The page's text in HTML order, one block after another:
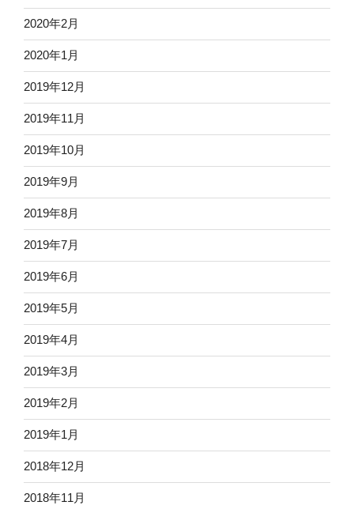
2020年2月
2020年1月
2019年12月
2019年11月
2019年10月
2019年9月
2019年8月
2019年7月
2019年6月
2019年5月
2019年4月
2019年3月
2019年2月
2019年1月
2018年12月
2018年11月